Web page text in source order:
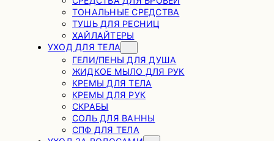
ТОНАЛЬНЫЕ СРЕДСТВА
ТУШЬ ДЛЯ РЕСНИЦ
ХАЙЛАЙТЕРЫ
УХОД ДЛЯ ТЕЛА
ГЕЛИ/ПЕНЫ ДЛЯ ДУША
ЖИДКОЕ МЫЛО ДЛЯ РУК
КРЕМЫ ДЛЯ ТЕЛА
КРЕМЫ ДЛЯ РУК
СКРАБЫ
СОЛЬ ДЛЯ ВАННЫ
СПФ ДЛЯ ТЕЛА